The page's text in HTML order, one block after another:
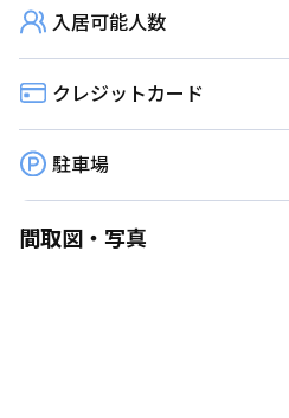
入居可能人数
クレジットカード
駐車場
間取図・写真